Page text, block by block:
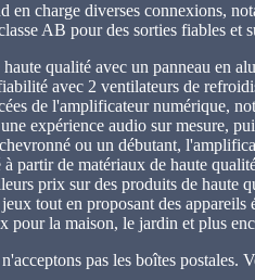
en charge diverses connexions,
AB pour des sorties fiables et
qualité avec un panneau en
avec 2 ventilateurs de
de l'amplificateur numérique,
expérience audio sur mesure,
ou un débutant,
partir de matériaux de haute
prix sur des produits de haute
tout en proposant des appareils
pour la maison, le jardin et plus
pas les boîtes postales.